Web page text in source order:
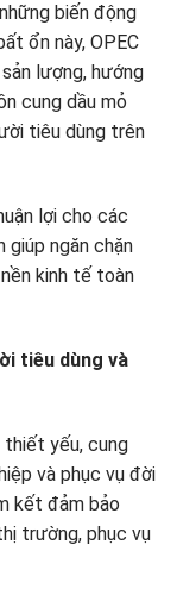
biến động
ổn này, OPEC
lượng, hướng
cung dầu mỏ
tiêu dùng trên
lợi cho các
giúp ngăn chặn
kinh tế toàn
tiêu dùng và
thiết yếu, cung
và phục vụ đời
kết đảm bảo
trường, phục vụ